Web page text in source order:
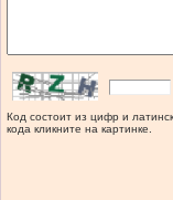
Код состоит из цифр и
кода кликните на картинке.